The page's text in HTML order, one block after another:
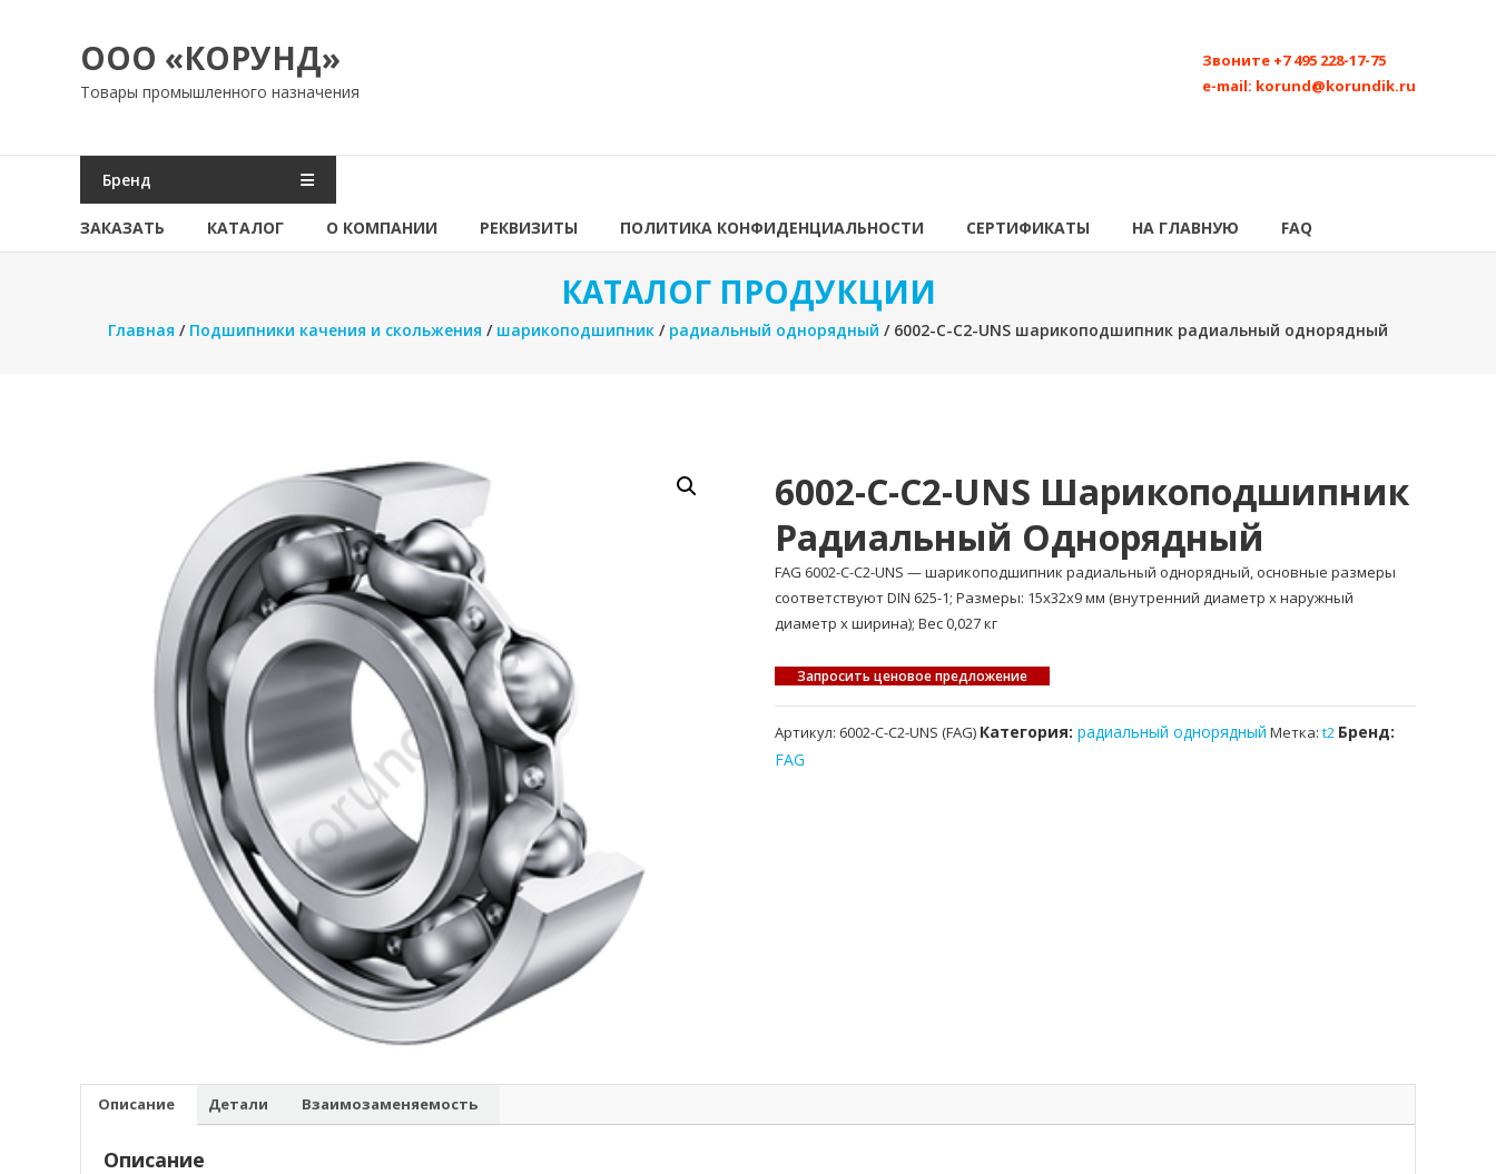
содержимомуООО «КОРУНД»
Товары промышленного назначения
Звоните +7 495 228-17-75
e-mail: korund@korundik.ru
Бренд
ЗАКАЗАТЬ КАТАЛОГ О КОМПАНИИ РЕКВИЗИТЫ ПОЛИТИКА КОНФИДЕНЦИАЛЬНОСТИ СЕРТИФИКАТЫ НА ГЛАВНУЮ FAQ
КАТАЛОГ ПРОДУКЦИИ
Главная / Подшипники качения и скольжения / шарикоподшипник / радиальный однорядный / 6002-C-C2-UNS шарикоподшипник радиальный однорядный
6002-C-C2-UNS Шарикоподшипник
Радиальный Однорядный
FAG 6002-C-C2-UNS — шарикоподшипник радиальный однорядный, основные размеры
соответствуют DIN 625-1; Размеры: 15x32x9 мм (внутренний диаметр x наружный
диаметр x ширина); Вес 0,027 кг
Запросить ценовое предложение
Артикул: 6002-C-C2-UNS (FAG) Категория: радиальный однорядный Метка: t2 Бренд:
FAG
Описание Детали Взаимозаменяемость
Описание